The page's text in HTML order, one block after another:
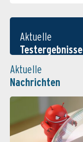
Aktuelle
Testergebnisse
Aktuelle
Nachrichten